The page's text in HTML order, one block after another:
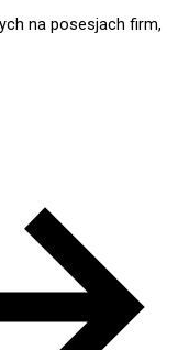
na posesjach firm,